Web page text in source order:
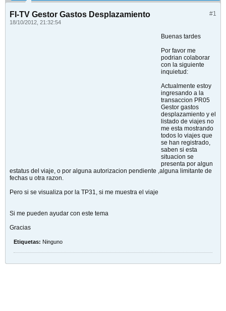
#1
FI-TV Gestor Gastos Desplazamiento
18/10/2012, 21:32:54
Buenas tardes
Por favor me
podrian colaborar
con la siguiente
inquietud:
Actualmente estoy
ingresando a la
transaccion PR05
Gestor gastos
desplazamiento y el
listado de viajes no
me esta mostrando
todos lo viajes que
se han registrado,
saben si esta
situacion se
presenta por algun
estatus del viaje, o por alguna autorizacion pendiente ,alguna limitante de
fechas u otra razon.
Pero si se visualiza por la TP31, si me muestra el viaje
Si me pueden ayudar con este tema
Gracias
Etiquetas: Ninguno